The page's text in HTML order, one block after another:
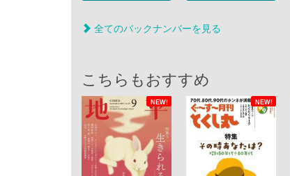
全てのバックナンバーを見る
こちらもおすすめ
NEW! NEW!